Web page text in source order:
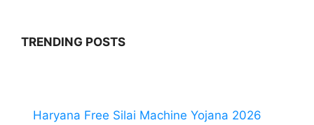
TRENDING POSTS
Haryana Free Silai Machine Yojana 2026